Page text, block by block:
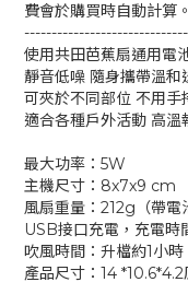
費會於購買時自動計算
使用共田芭蕉扇通用電
靜音低噪 隨身攜帶溫和
可夾於不同部位 不用手
適合各種戶外活動 高溫
最大功率：5W
主機尺寸：8x7x9 cm
風扇重量：212g（帶電
USB接口充電，充電時
吹風時間：升檔約1小
產品尺寸：14 *10.6*4.2